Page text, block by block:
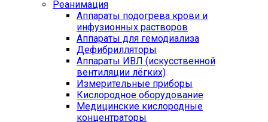
Реанимация
Аппараты подогрева крови и
инфузионных растворов
Аппараты для гемодиализа
Дефибрилляторы
Аппараты ИВЛ (искусственной
вентиляции лёгких)
Измерительные приборы
Кислородное оборудование
Медицинские кислородные
концентраторы